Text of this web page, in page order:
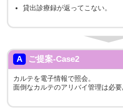
貸出診療録が返ってこない。
A ご提案-Case2
カルテを電子情報で照会。
面倒なカルテのアリバイ管理は必要